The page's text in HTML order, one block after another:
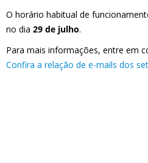
O horário habitual de
no dia 29 de julho.
Para mais informações, entre em
Confira a relação de e-mails dos